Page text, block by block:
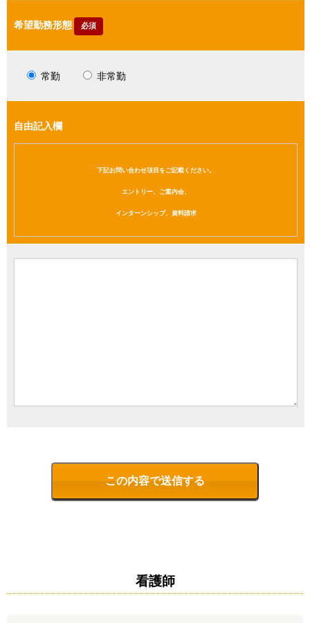
希望勤務形態 必須
常勤 非常勤
自由記入欄
下記お問い合わせ項目をご記載ください。
エントリー、ご案内会、
インターンシップ、資料請求
看護師